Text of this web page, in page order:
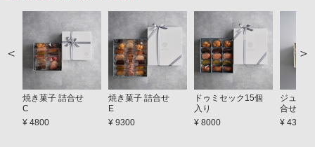
焼き菓子 詰合せ
C
¥ 4800
焼き菓子 詰合せ
E
¥ 9300
ドゥミセック15個
入り
¥ 8000
ジュレ
合せ A
¥ 4300